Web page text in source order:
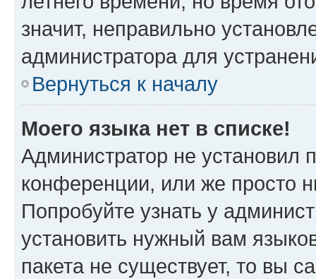
значит, неправильно
администратора для
Вернуться к началу
Моего языка нет в списке!
Администратор не установил
конференции, или же просто
Попробуйте узнать у
установить нужный вам
пакета не существует, то вы